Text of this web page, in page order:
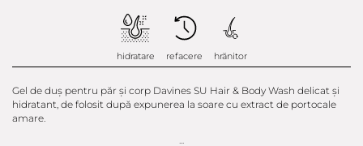
hidratare refacere hrănitor
Gel de duș pentru păr și corp Davines SU Hair & Body Wash delicat și
hidratant, de folosit după expunerea la soare cu extract de portocale
amare.
...